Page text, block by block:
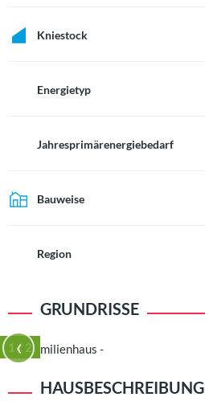
Kniestock
Energietyp
Jahresprimärenergiebedarf
Bauweise
Region
GRUNDRISSE
1 / 2
‹
HAUSBESCHREIBUNG